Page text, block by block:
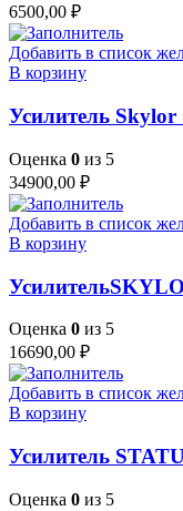
6500,00 ₽
Добавить в список
В корзину
Усилитель Skylor
Оценка 0 из 5
34900,00 ₽
Добавить в список
В корзину
Оценка 0 из 5
16690,00 ₽
Добавить в список
В корзину
Усилитель
Оценка 0 из 5